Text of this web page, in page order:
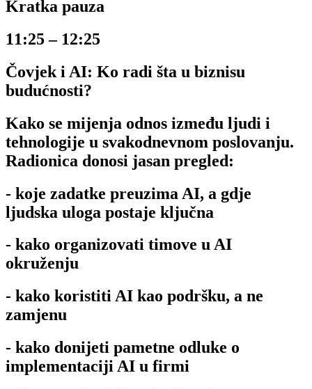
Kratka pauza
11:25 – 12:25
Čovjek i AI: Ko radi šta u biznisu
budućnosti?
Kako se mijenja odnos između ljudi i
tehnologije u svakodnevnom poslovanju.
Radionica donosi jasan pregled:
- koje zadatke preuzima AI, a gdje
ljudska uloga postaje ključna
- kako organizovati timove u AI
okruženju
- kako koristiti AI kao podršku, a ne
zamjenu
- kako donijeti pametne odluke o
implementaciji AI u firmi